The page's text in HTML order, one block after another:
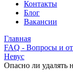
Контакты
Блог
Вакансии
Главная
FAQ - Вопросы и
Невус
Опасно ли удалять